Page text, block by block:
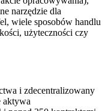
narzędzie dla
wiele sposobów handlu
użyteczności czy
i zdecentralizowany
aktywa